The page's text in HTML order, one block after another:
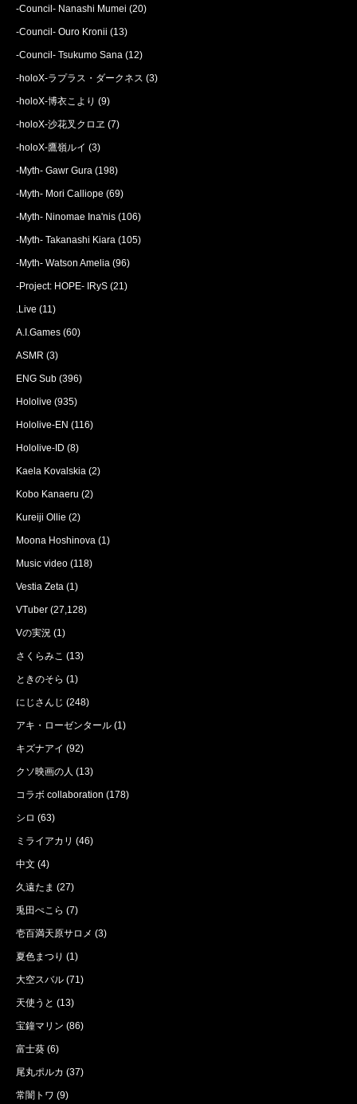
-Council- Nanashi Mumei (20)
-Council- Ouro Kronii (13)
-Council- Tsukumo Sana (12)
-holoX-ラプラス・ダークネス (3)
-holoX-博衣こより (9)
-holoX-沙花叉クロヱ (7)
-holoX-鷹嶺ルイ (3)
-Myth- Gawr Gura (198)
-Myth- Mori Calliope (69)
-Myth- Ninomae Ina'nis (106)
-Myth- Takanashi Kiara (105)
-Myth- Watson Amelia (96)
-Project: HOPE- IRyS (21)
.Live (11)
A.I.Games (60)
ASMR (3)
ENG Sub (396)
Hololive (935)
Hololive-EN (116)
Hololive-ID (8)
Kaela Kovalskia (2)
Kobo Kanaeru (2)
Kureiji Ollie (2)
Moona Hoshinova (1)
Music video (118)
Vestia Zeta (1)
VTuber (27,128)
Vの実況 (1)
さくらみこ (13)
ときのそら (1)
にじさんじ (248)
アキ・ローゼンタール (1)
キズナアイ (92)
クソ映画の人 (13)
コラボ collaboration (178)
シロ (63)
ミライアカリ (46)
中文 (4)
久遠たま (27)
兎田ぺこら (7)
壱百満天原サロメ (3)
夏色まつり (1)
大空スバル (71)
天使うと (13)
宝鐘マリン (86)
富士葵 (6)
尾丸ポルカ (37)
常闇トワ (9)